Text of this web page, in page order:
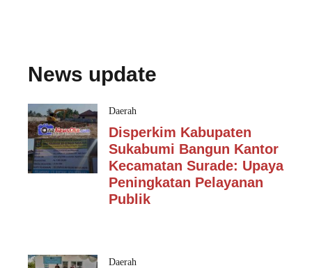
News update
Daerah
Disperkim Kabupaten
Sukabumi Bangun Kantor
Kecamatan Surade: Upaya
Peningkatan Pelayanan
Publik
Daerah